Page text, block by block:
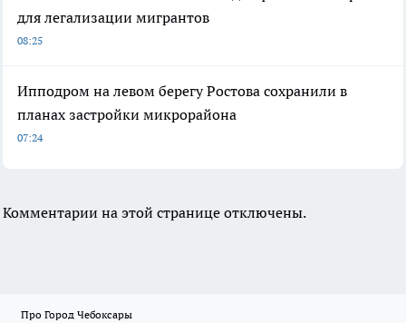
для легализации мигрантов
08:25
Ипподром на левом берегу Ростова сохранили в
планах застройки микрорайона
07:24
Комментарии на этой странице отключены.
Про Город Чебоксары